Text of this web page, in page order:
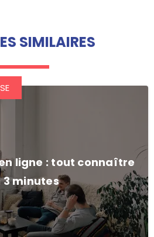
SIMILAIRES
en ligne : tout connaître
3 minutes